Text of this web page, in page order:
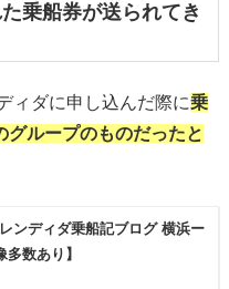
乗船券が送られてき
ィダに申し込んだ際に乗
グループのものだったと
ンディダ乗船記ブログ 横浜ー
多数あり】